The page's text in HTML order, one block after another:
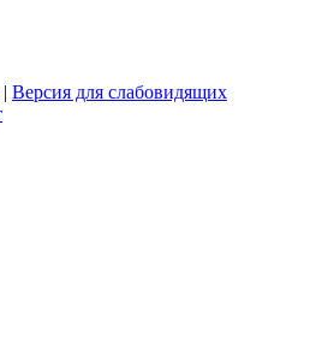
| Версия для слабовидящих